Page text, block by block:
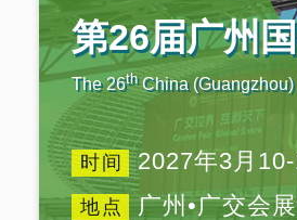
第26届广州
The 26thChina (Guangzhou)
时间 2027年3月10-
地点 广州•广交会